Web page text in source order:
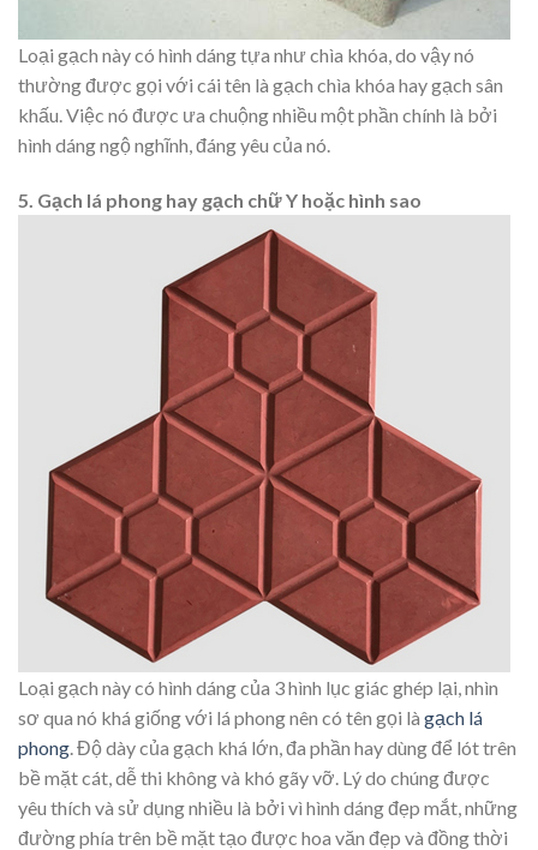
Loại gạch này có hình dáng tựa như chìa khóa, do vậy nó
thường được gọi với cái tên là gạch chìa khóa hay gạch sân
khấu. Việc nó được ưa chuộng nhiều một phần chính là bởi
hình dáng ngộ nghĩnh, đáng yêu của nó.
5. Gạch lá phong hay gạch chữ Y hoặc hình sao
Loại gạch này có hình dáng của 3 hình lục giác ghép lại, nhìn
sơ qua nó khá giống với lá phong nên có tên gọi là gạch lá
phong . Độ dày của gạch khá lớn, đa phần hay dùng để lót trên
bề mặt cát, dễ thi không và khó gãy vỡ. Lý do chúng được
yêu thích và sử dụng nhiều là bởi vì hình dáng đẹp mắt, những
đường phía trên bề mặt tạo được hoa văn đẹp và đồng thời